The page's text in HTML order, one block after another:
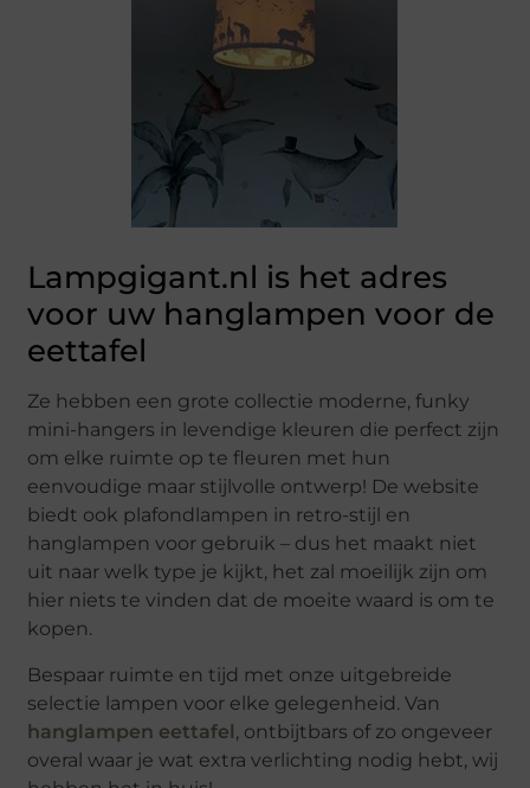
Lampgigant.nl is het adres
voor uw hanglampen voor de
eettafel
Ze hebben een grote collectie moderne, funky
mini-hangers in levendige kleuren die perfect zijn
om elke ruimte op te fleuren met hun
eenvoudige maar stijlvolle ontwerp! De website
biedt ook plafondlampen in retro-stijl en
hanglampen voor gebruik – dus het maakt niet
uit naar welk type je kijkt, het zal moeilijk zijn om
hier niets te vinden dat de moeite waard is om te
kopen.
Bespaar ruimte en tijd met onze uitgebreide
selectie lampen voor elke gelegenheid. Van
hanglampen eettafel, ontbijtbars of zo ongeveer
overal waar je wat extra verlichting nodig hebt, wij